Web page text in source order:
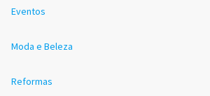
Eventos
Moda e Beleza
Reformas